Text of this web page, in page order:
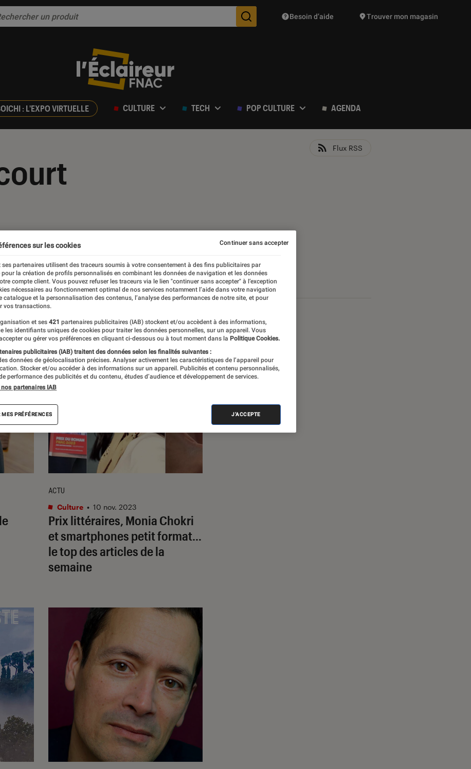
Des suggestions de produits vont vous être proposées
Besoin d’aide Trouver mon magasin
: L'EXPO VIRTUELLE CULTURE TECH POP CULTURE AGENDA
Flux RSS
guides
Prix littéraires, Monia Chokri
et smartphones petit format…
le top des articles de la
semaine
ACTU
Culture • 10 nov. 2023
sur les cookies
ses partenaires utilisent des traceurs soumis à votre consentement à des fins publicitaires par
pour la création de profils personnalisés en combinant les données de navigation et les données
compte client. Vous pouvez refuser les traceurs via le lien "continuer sans accepter" à l’exception
nécessaires au fonctionnement optimal de nos services notamment l’aide dans votre navigation
catalogue et la personnalisation des contenus, l’analyse des performances de notre site, et pour
vos transactions.
et ses 421 partenaires publicitaires (IAB) stockent et/ou accèdent à des informations,
les identifiants uniques de cookies pour traiter les données personnelles, sur un appareil. Vous
ou gérer vos préférences en cliquant ci-dessous ou à tout moment dans la Politique Cookies.
publicitaires (IAB) traitent des données selon les finalités suivantes :
données de géolocalisation précises. Analyser activement les caractéristiques de l’appareil pour
Stocker et/ou accéder à des informations sur un appareil. Publicités et contenu personnalisés,
performance des publicités et du contenu, études d’audience et développement de services.
nos partenaires IAB
MES PRÉFÉRENCES J'ACCEPTE
Continuer sans accepter